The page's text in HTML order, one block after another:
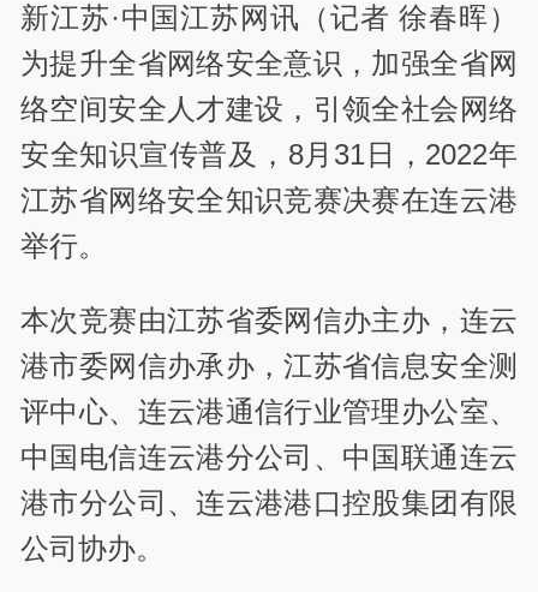
新江苏·中国江苏网讯（记者 徐春晖）
为提升全省网络安全意识，加强全省网
络空间安全人才建设，引领全社会网络
安全知识宣传普及，8月31日，2022年
江苏省网络安全知识竞赛决赛在连云港
举行。
本次竞赛由江苏省委网信办主办，连云
港市委网信办承办，江苏省信息安全测
评中心、连云港通信行业管理办公室、
中国电信连云港分公司、中国联通连云
港市分公司、连云港港口控股集团有限
公司协办。